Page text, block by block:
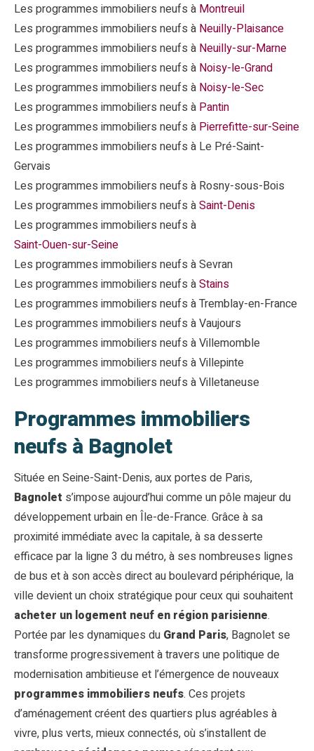
Les programmes immobiliers neufs à Montreuil
Les programmes immobiliers neufs à Neuilly-Plaisance
Les programmes immobiliers neufs à Neuilly-sur-Marne
Les programmes immobiliers neufs à Noisy-le-Grand
Les programmes immobiliers neufs à Noisy-le-Sec
Les programmes immobiliers neufs à Pantin
Les programmes immobiliers neufs à Pierrefitte-sur-Seine
Les programmes immobiliers neufs à Le Pré-Saint-
Gervais
Les programmes immobiliers neufs à Rosny-sous-Bois
Les programmes immobiliers neufs àSaint-Denis
Les programmes immobiliers neufs à
Saint-Ouen-sur-Seine
Les programmes immobiliers neufs à Sevran
Les programmes immobiliers neufs àStains
Les programmes immobiliers neufs à Tremblay-en-France
Les programmes immobiliers neufs à Vaujours
Les programmes immobiliers neufs à Villemomble
Les programmes immobiliers neufs à Villepinte
Les programmes immobiliers neufs à Villetaneuse
Programmes immobiliers
neufs à Bagnolet
Située en Seine-Saint-Denis, aux portes de Paris,
Bagnolet s’impose aujourd’hui comme un pôle majeur du
développement urbain en Île-de-France. Grâce à sa
proximité immédiate avec la capitale, à sa desserte
efficace par la ligne 3 du métro, à ses nombreuses lignes
de bus et à son accès direct au boulevard périphérique, la
ville devient un choix stratégique pour ceux qui souhaitent
acheter un logement neuf en région parisienne.
Portée par les dynamiques du Grand Paris, Bagnolet se
transforme progressivement à travers une politique de
modernisation ambitieuse et l’émergence de nouveaux
programmes immobiliers neufs. Ces projets
d’aménagement créent des quartiers plus agréables à
vivre, plus verts, mieux connectés, où s’installent de